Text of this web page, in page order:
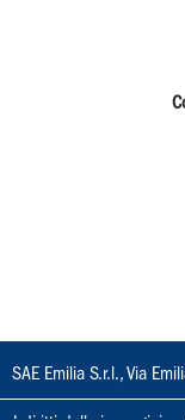
SAE Emilia S.r.l., Via